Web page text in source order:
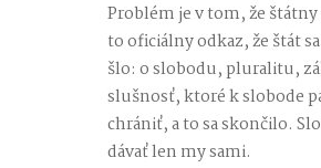
Problém je v tom, že
to oficiálny odkaz, že štát
šlo: o slobodu, pluralitu,
slušnosť, ktoré k slobode
chrániť, a to sa skončilo.
dávať len my sami.